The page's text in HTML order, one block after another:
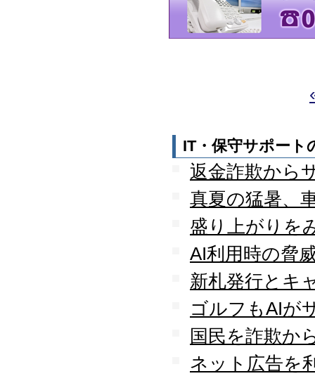
IT・保守サポート
返金詐欺から
真夏の猛暑、
盛り上がりを
AI利用時の脅
新札発行とキ
ゴルフもAIが
国民を詐欺か
ネット広告を